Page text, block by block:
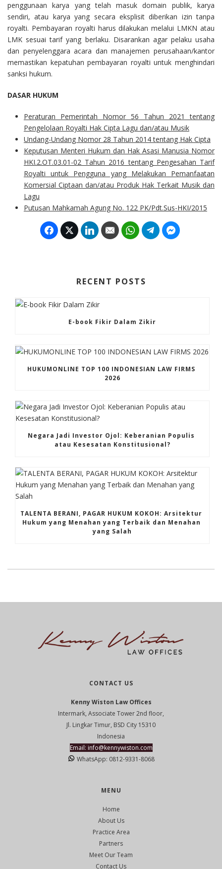
penggunaan karya yang telah masuk domain publik, karya
sendiri, atau karya yang secara eksplisit diberikan izin tanpa
royalti. Pembayaran royalti harus dilakukan melalui LMKN atau
LMK sesuai tarif yang berlaku. Disarankan agar pelaku usaha
dan penyelenggara acara dan manajemen perusahaan/kantor
memastikan kepatuhan pembayaran royalti untuk menghindari
sanksi hukum.
DASAR HUKUM
Peraturan Pemerintah Nomor 56 Tahun 2021 tentang
Pengelolaan Royalti Hak Cipta Lagu dan/atau Musik
Undang-Undang Nomor 28 Tahun 2014 tentang Hak Cipta
Keputusan Menteri Hukum dan Hak Asasi Manusia Nomor
HKI.2.OT.03.01-02 Tahun 2016 tentang Pengesahan Tarif
Royalti untuk Pengguna yang Melakukan Pemanfaatan
Komersial Ciptaan dan/atau Produk Hak Terkait Musik dan
Lagu
Putusan Mahkamah Agung No. 122 PK/Pdt.Sus-HKI/2015
FacebookTwitterLinkedInEmail WhatsAppTelegram
RECENT POSTS
E-book Fikir Dalam Zikir
HUKUMONLINE TOP 100 INDONESIAN LAW FIRMS
2026
Negara Jadi Investor Ojol: Keberanian Populis
atau Kesesatan Konstitusional?
TALENTA BERANI, PAGAR HUKUM KOKOH: Arsitektur
Hukum yang Menahan yang Terbaik dan Menahan
yang Salah
CONTACT US
Kenny Wiston Law Offices
Intermark, Associate Tower 2nd floor,
Jl. Lingkar Timur, BSD City 15310
Indonesia
Email: info@kennywiston.com
WhatsApp: 0812-9331-8068
MENU
Home
About Us
Practice Area
Partners
Meet Our Team
Contact Us